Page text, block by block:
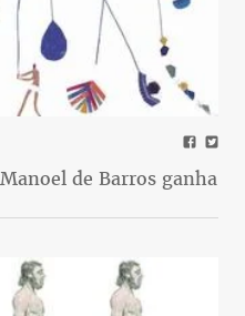
de Barros ganha